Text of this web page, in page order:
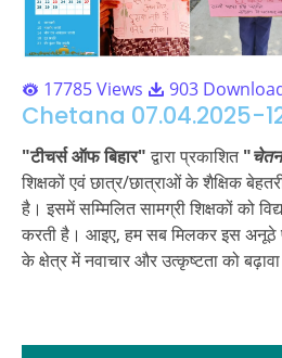
17785 Views 903
Chetana 07.04.2025-
"टीचर्सऑफबिहार"द्वारा प्रकाशित"
शिक्षकों एवं छात्र/छात्राओं के शैक्षिक
है। इसमें सम्मिलित सामग्री शिक्षकों को
करती है। आइए, हम सब मिलकर इस अनूठे
के क्षेत्र में नवाचार और उत्कृष्टता को